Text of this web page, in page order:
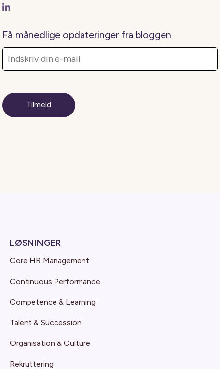
Få månedlige opdateringer fra bloggen
LØSNINGER
Core HR Management
Continuous Performance
Competence & Learning
Talent & Succession
Organisation & Culture
Rekruttering